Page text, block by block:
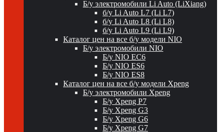
Б/у электромобили Li Auto (LiXiang)
б/у Li Auto L7 (Li L7)
б/у Li Auto L8 (Li L8)
б/у Li Auto L9 (Li L9)
Каталог цен на все б/у модели NIO
Б/у электромобили NIO
Б/у NIO EC6
Б/у NIO ES6
Б/у NIO ES8
Каталог цен на все б/у модели Xpeng
Б/у электромобили Xpeng
Б/у Xpeng P7
Б/у Xpeng G3
Б/у Xpeng G6
Б/у Xpeng G7